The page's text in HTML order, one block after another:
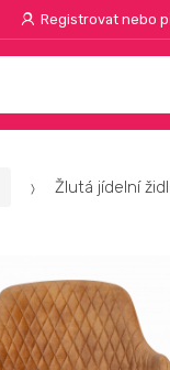
Registrovat nebo
Žlutá jídelní